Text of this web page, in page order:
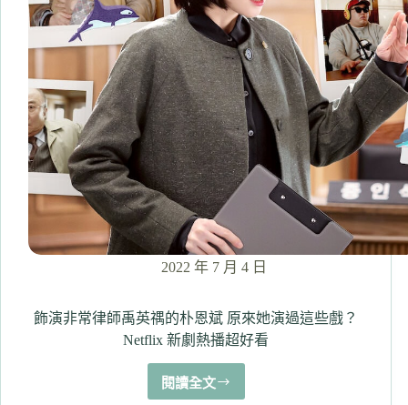
月
沉
痛
的
光
州
事
變
以
及
男
女
主
角
的
歌
戀
故
事
2022 年 7 月 4 日
飾演非常律師禹英禑的朴恩斌 原來她演過這些戲？
Netflix 新劇熱播超好看
閱讀全文
飾